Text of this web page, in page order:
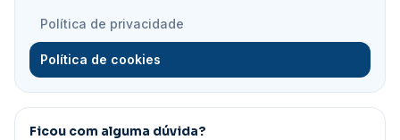
Política de privacidade
Política de cookies
Ficou com alguma dúvida?